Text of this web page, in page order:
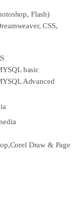
Flash)
CSS,
basic
Advanced
Draw & Page